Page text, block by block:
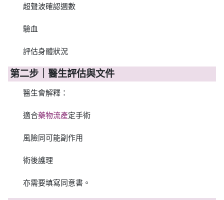
超聲波確認週數
驗血
評估身體狀況
第二步｜醫生評估與文件
醫生會解釋：
適合藥物流產定手術
風險同可能副作用
術後護理
亦需要填寫同意書。